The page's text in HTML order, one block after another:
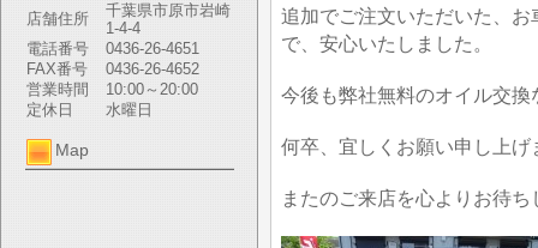
店舗住所
千葉県市原市岩崎
1-4-4
電話番号
0436-26-4651
FAX番号
0436-26-4652
営業時間
10:00～20:00
定休日
水曜日
Map
追加でご注文いただいた、
で、安心いたしました。
今後も弊社無料のオイル交
何卒、宜しくお願い申し上げ
またのご来店を心よりお待